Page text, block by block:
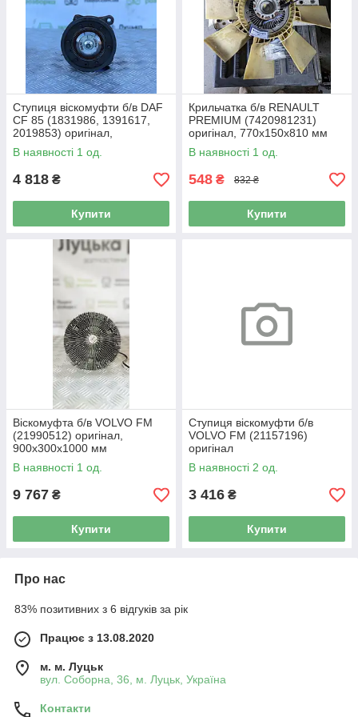
Ступиця віскомуфти б/в DAF
CF 85 (1831986, 1391617,
2019853) оригінал,
180х130х180 мм
В наявності 1 од.
4 818 ₴
Купити
Крильчатка б/в RENAULT
PREMIUM (7420981231)
оригінал, 770х150х810 мм
В наявності 1 од.
548 ₴ 832 ₴
Купити
Віскомуфта б/в VOLVO FM
(21990512) оригінал,
900х300х1000 мм
В наявності 1 од.
9 767 ₴
Купити
Ступиця віскомуфти б/в
VOLVO FM (21157196)
оригінал
В наявності 2 од.
3 416 ₴
Купити
Про нас
83% позитивних з 6 відгуків за рік
Працює з 13.08.2020
м. м. Луцьк
вул. Соборна, 36, м. Луцьк, Україна
Контакти